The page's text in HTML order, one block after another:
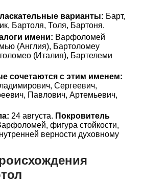
варианты: Барт,
Бартоля, Толя, Бартоня.
имени: Варфоломей
(Англия), Бартоломеу
(Италия), Бартелеми
сочетаются с этим именем:
Сергеевич,
Павлович, Артемьевич,
24 августа. Покровитель
фигура стойкости,
верности духовному